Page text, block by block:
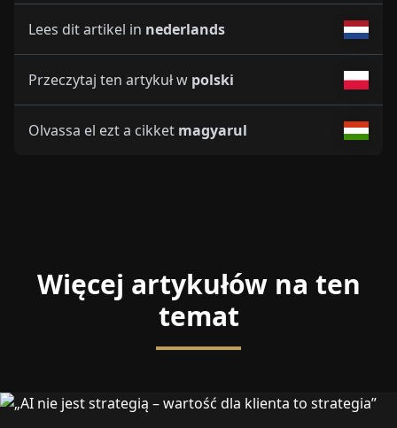
Lees dit artikel in nederlands
Przeczytaj ten artykuł w polski
Olvassa el ezt a cikket magyarul
Więcej artykułów na ten
temat